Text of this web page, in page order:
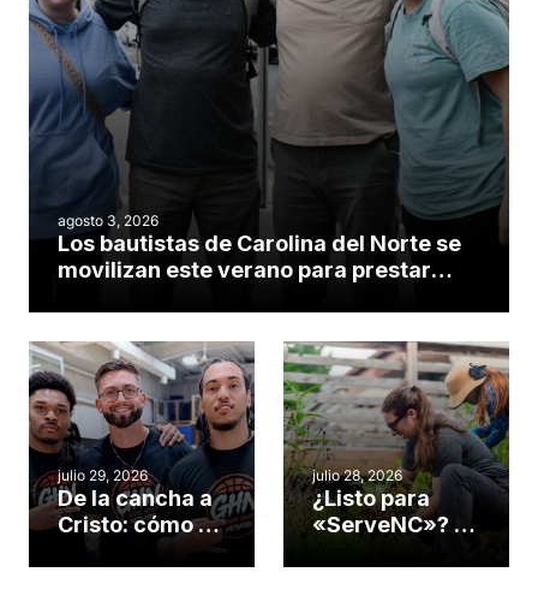
agosto 3, 2026
Los bautistas de Carolina del Norte se
movilizan este verano para prestar
julio 29, 2026
De la cancha a
Cristo: cómo el
gimnasio de
julio 28, 2026
¿Listo para
«ServeNC»? 4